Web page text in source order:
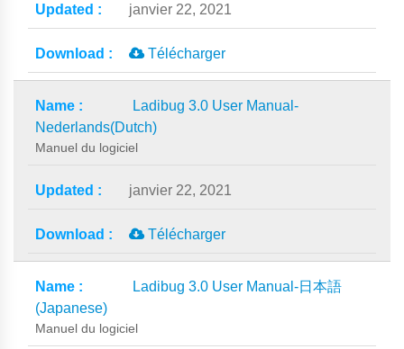
janvier 22, 2021
Télécharger
Ladibug 3.0 User Manual-
Nederlands(Dutch)
Manuel du logiciel
janvier 22, 2021
Télécharger
Ladibug 3.0 User Manual-日本語
(Japanese)
Manuel du logiciel